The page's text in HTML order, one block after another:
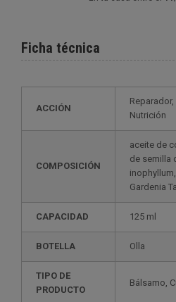
Ficha técnica
ACCIÓN
Nutrición
COMPOSICIÓN
aceite de
de semilla
Gardenia
CAPACIDAD 125 ml
BOTELLA Olla
TIPO DE
PRODUCTO
Bálsamo,